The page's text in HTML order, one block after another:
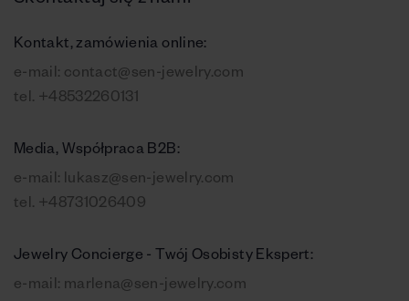
Kontakt, zamówienia online:
e-mail: contact@sen-jewelry.com
tel. +48532260131
Media, Współpraca B2B:
e-mail: lukasz@sen-jewelry.com
tel. +48731026409
Jewelry Concierge - Twój Osobisty Ekspert:
e-mail: marlena@sen-jewelry.com